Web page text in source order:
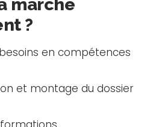
marche
?
en compétences
et montage du dossier